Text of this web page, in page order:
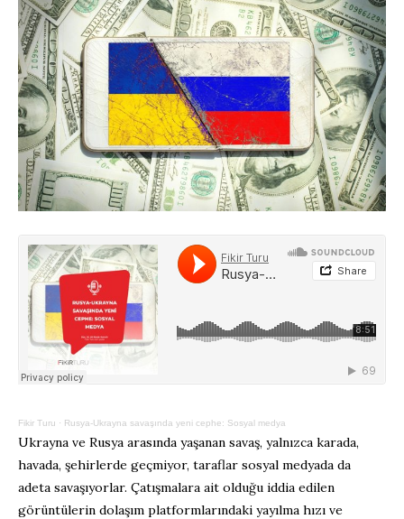
Fikir Turu · Rusya-Ukrayna savaşında yeni cephe: Sosyal medya
Ukrayna ve Rusya arasında yaşanan savaş, yalnızca karada,
havada, şehirlerde geçmiyor, taraflar sosyal medyada da
adeta savaşıyorlar. Çatışmalara ait olduğu iddia edilen
görüntülerin dolaşım platformlarındaki yayılma hızı ve